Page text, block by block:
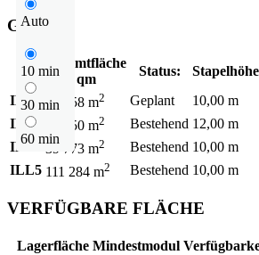
Auto
10 min
30 min
60 min
Gebäude
Gesamtfläche
qm
Status:
ILL2 42 758 m2 Geplant 10,00 m
ILL3
19 950 m2 Bestehend 12,00 m
ILL4 39 773 m2 Bestehend 10,00 m
ILL5 111 284 m2 Bestehend 10,00 m
VERFÜGBARE FLÄCHE
Lagerfläche Mindestmodul